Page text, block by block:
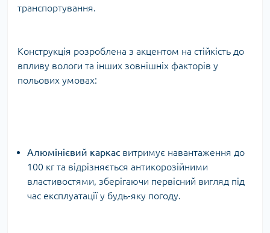
транспортування.
Конструкція розроблена з акцентом на стійкість до
впливу вологи та інших зовнішніх факторів у
польових умовах:
Алюмінієвий каркас витримує навантаження до
100 кг та відрізняється антикорозійними
властивостями, зберігаючи первісний вигляд під
час експлуатації у будь-яку погоду.